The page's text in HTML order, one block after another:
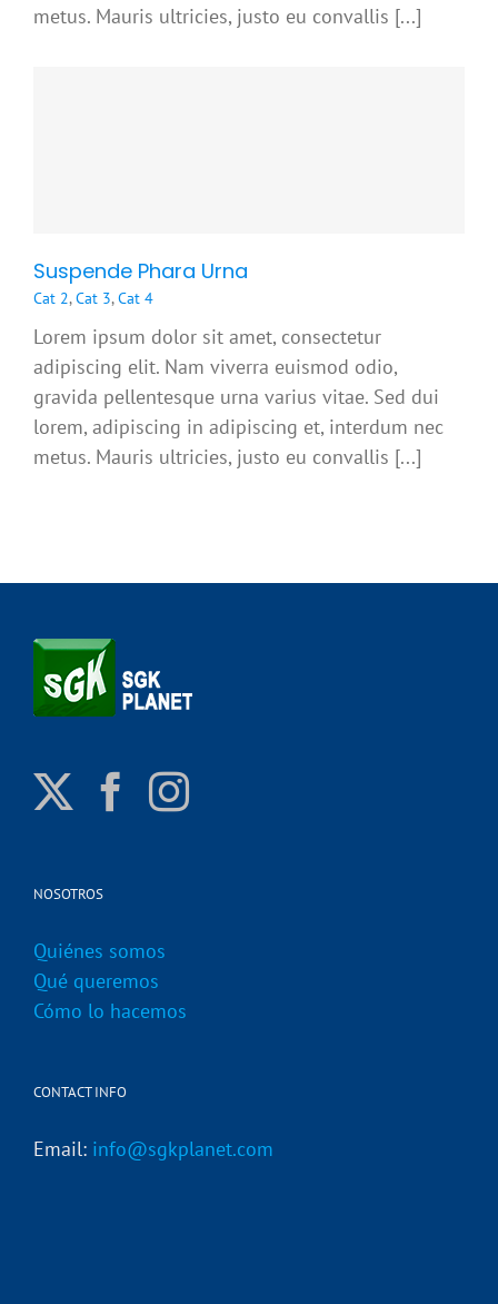
metus. Mauris ultricies, justo eu convallis [...]
Suspende Phara Urna
Cat 2,Cat 3,Cat 4
Lorem ipsum dolor sit amet, consectetur
adipiscing elit. Nam viverra euismod odio,
gravida pellentesque urna varius vitae. Sed dui
lorem, adipiscing in adipiscing et, interdum nec
metus. Mauris ultricies, justo eu convallis [...]
NOSOTROS
Quiénes somos
Qué queremos
Cómo lo hacemos
CONTACT INFO
Email: info@sgkplanet.com